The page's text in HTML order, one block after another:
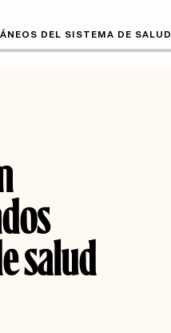
DEL SISTEMA DE SALUD
salud